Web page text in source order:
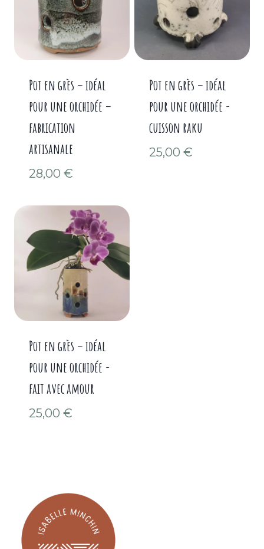
Pot en grès – idéal
pour une orchidée –
fabrication
artisanale
28,00 €
Pot en grès – idéal
pour une orchidée -
cuisson raku
25,00 €
Pot en grès – idéal
pour une orchidée -
fait avec amour
25,00 €